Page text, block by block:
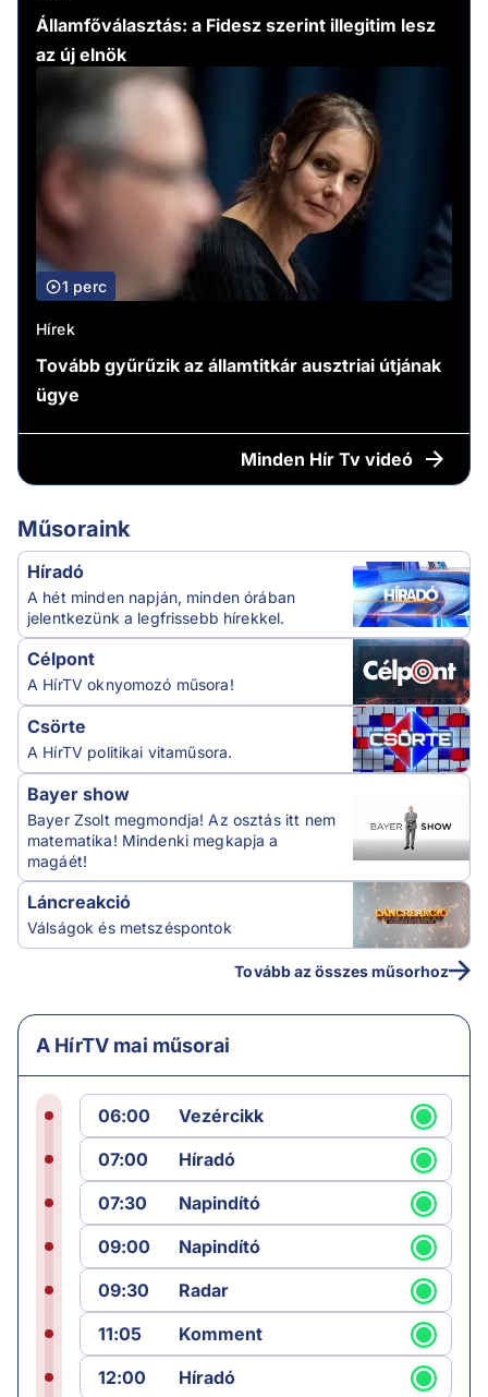
Államfőválasztás: a Fidesz szerint illegitim lesz
az új elnök
1 perc
Hírek
Tovább gyűrűzik az államtitkár ausztriai útjának
ügye
Minden Hír Tv videó
Műsoraink
Híradó
A hét minden napján, minden órában
jelentkezünk a legfrissebb hírekkel.
Célpont
A HírTV oknyomozó műsora!
Csörte
A HírTV politikai vitaműsora.
Bayer show
Bayer Zsolt megmondja! Az osztás itt nem
matematika! Mindenki megkapja a
magáét!
Láncreakció
Válságok és metszéspontok
Tovább az összes műsorhoz
A HírTV mai műsorai
06:00
Vezércikk
07:00
Híradó
07:30
Napindító
09:00
Napindító
09:30
Radar
11:05
Komment
12:00
Híradó